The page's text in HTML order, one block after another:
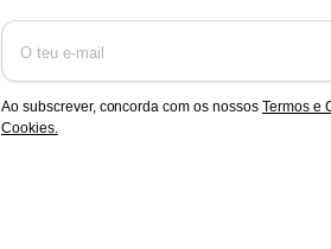
Ao subscrever, concorda com os nossos Termos e
Cookies.